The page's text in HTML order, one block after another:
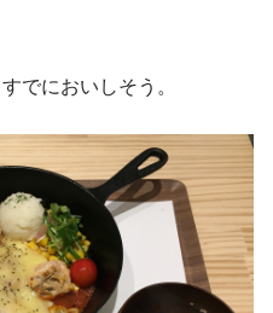
でにおいしそう。